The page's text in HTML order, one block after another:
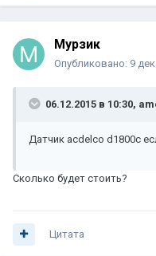
Мурзик
Опубликовано: 9
06.12.2015 в 10:30,
Датчик acdelco d1800c
Сколько будет стоить?
Цитата